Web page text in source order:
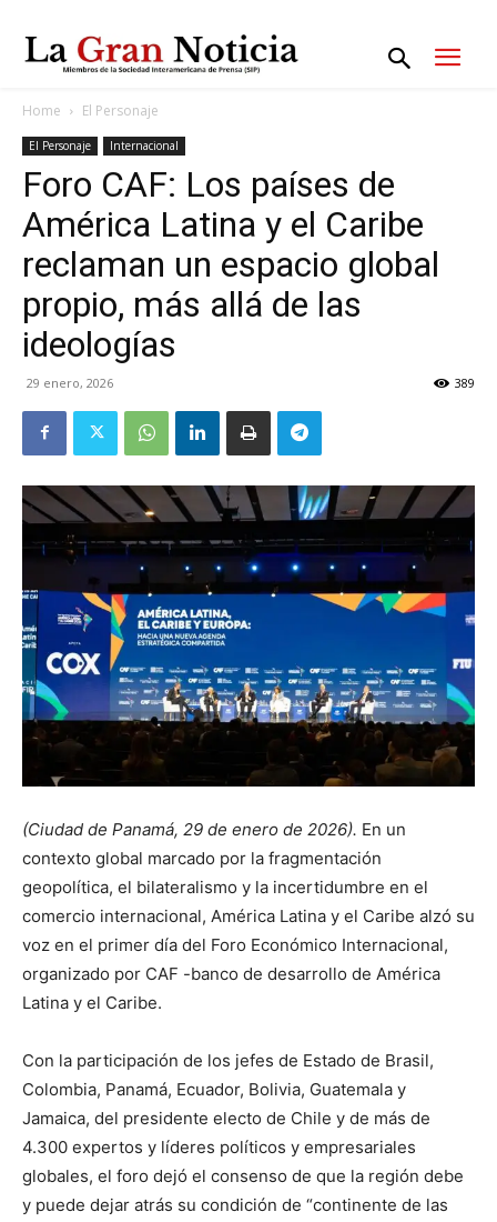
Home El Personaje
El Personaje Internacional
Foro CAF: Los países de
América Latina y el Caribe
reclaman un espacio global
propio, más allá de las
ideologías
29 enero, 2026 389
(Ciudad de Panamá, 29 de enero de 2026). En un
contexto global marcado por la fragmentación
geopolítica, el bilateralismo y la incertidumbre en el
comercio internacional, América Latina y el Caribe alzó su
voz en el primer día del Foro Económico Internacional,
organizado por CAF -banco de desarrollo de América
Latina y el Caribe.
Con la participación de los jefes de Estado de Brasil,
Colombia, Panamá, Ecuador, Bolivia, Guatemala y
Jamaica, del presidente electo de Chile y de más de
4.300 expertos y líderes políticos y empresariales
globales, el foro dejó el consenso de que la región debe
y puede dejar atrás su condición de “continente de las